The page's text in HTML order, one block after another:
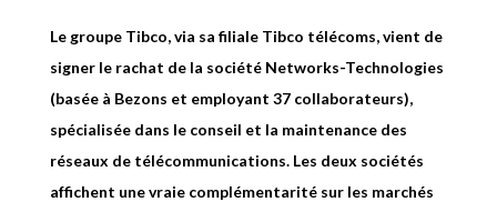
Le groupe Tibco, via sa filiale Tibco télécoms, vient de
signer le rachat de la société Networks-Technologies
(basée à Bezons et employant 37 collaborateurs),
spécialisée dans le conseil et la maintenance des
réseaux de télécommunications. Les deux sociétés
affichent une vraie complémentarité sur les marchés